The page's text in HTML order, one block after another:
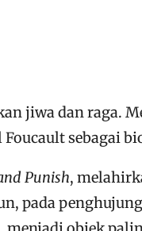
jiwa dan raga.
sebagai
Punish,
pada